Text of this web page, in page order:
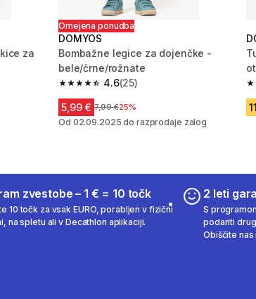
za
Omejena ponudba
DOMYOS
Bombažne legice za dojenčke -
bele/črne/rožnate
4.6
4.6 od 5 zvezdic from 25 ocene
(25)
5,99 € Cena pred znižanjem
7,99 €25%
Od 02.09.2025 do razprodaje zalog
zvestobe – 1 € = 10 točk
10 točk za vsak EURO, porabljen v fizični
na spletu ali v Decathlon aplikaciji.
2 leti
S
podariti
Obiščite